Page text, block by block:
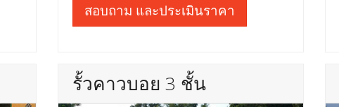
สอบถาม และประเมินราคา
รั้วคาวบอย 3 ชั้น